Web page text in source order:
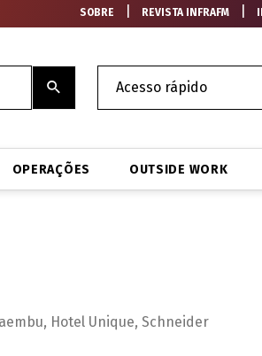
SOBRE REVISTA INFRAFM
OPERAÇÕES OUTSIDE WORK
Hotel Unique, Schneider